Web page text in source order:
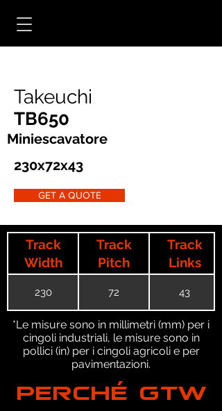
Takeuchi
TB650
Miniescavatore
230x72x43
GET A QUOTE
Track
Width
Track
Pitch
Track
Links
230 72 43
*Le misure sono in millimetri (mm) per i
cingoli industriali, le misure sono in
pollici (in) per i cingoli agricoli e per
pavimentazioni.
PERCHÉ GTW